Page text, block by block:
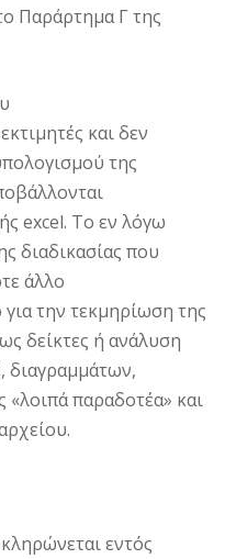
Παράρτημα Γ της
και δεν
της
excel. Το εν λόγω
διαδικασίας που
άλλο
για την τεκμηρίωση της
δείκτες ή ανάλυση
διαγραμμάτων,
παραδοτέα» και
εντός